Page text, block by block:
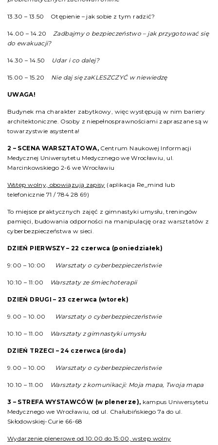
13.30 – 13.50 Otępienie – jak sobie z tym radzić?
14.00 – 14.20Zadbajmy o bezpieczeństwo – jak przygotować się
do ewakuacji?
14.30 – 14.50 Udar i co dalej?
15.00 – 15.20 Nie daj się zaKLESZCZYĆ w niewiedzę
UWAGA!
Budynek ma charakter zabytkowy, więc występują w nim bariery
architektoniczne. Osoby z niepełnosprawnościami zapraszane są w
towarzystwie asystenta!
2 – SCENA WARSZTATOWA, Centrum Naukowej Informacji
Medycznej Uniwersytetu Medycznego we Wrocławiu, ul.
Marcinkowskiego 2-6 we Wrocławiu
Wstęp wolny, obowiązują zapisy (aplikacja Re_mind lub
telefonicznie 71 / 784 28 69)
To miejsce praktycznych zajęć z gimnastyki umysłu, treningów
pamięci, budowania odporności na manipulację oraz warsztatów z
cyberbezpieczeństwa w sieci.
DZIEŃ PIERWSZY – 22 czerwca (poniedziałek)
9:00 – 10:00 Warsztaty o cyberbezpieczeństwie
10:10 – 11:00 Warsztaty ze śmiechoterapii
DZIEŃ DRUGI – 23 czerwca (wtorek)
9.00 – 10.00 Warsztaty o cyberbezpieczeństwie
10.10 – 11.00 Warsztaty z gimnastyki umysłu
DZIEŃ TRZECI – 24 czerwca (środa)
9.00 – 10.00 Warsztaty o cyberbezpieczeństwie
10.10 – 11.00 Warsztaty z komunikacji: Moja mapa, Twoja mapa
3 – STREFA WYSTAWCÓW (w plenerze), kampus Uniwersytetu
Medycznego we Wrocławiu, od ul. Chałubińskiego 7a do ul.
Skłodowskiej-Curie 66-68
Wydarzenie plenerowe od 10:00 do 15:00, wstęp wolny